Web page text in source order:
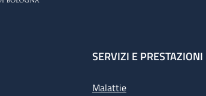
SERVIZI E PRESTAZIONI
Malattie